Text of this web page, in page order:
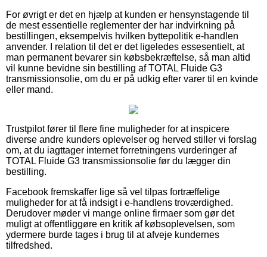
For øvrigt er det en hjælp at kunden er hensynstagende til
de mest essentielle reglementer der har indvirkning på
bestillingen, eksempelvis hvilken byttepolitik e-handlen
anvender. I relation til det er det ligeledes essesentielt, at
man permanent bevarer sin købsbekræftelse, så man altid
vil kunne bevidne sin bestilling af TOTAL Fluide G3
transmissionsolie, om du er på udkig efter varer til en kvinde
eller mand.
Trustpilot fører til flere fine muligheder for at inspicere
diverse andre kunders oplevelser og herved stiller vi forslag
om, at du iagttager internet forretningens vurderinger af
TOTAL Fluide G3 transmissionsolie før du lægger din
bestilling.
Facebook fremskaffer lige så vel tilpas fortræffelige
muligheder for at få indsigt i e-handlens troværdighed.
Derudover møder vi mange online firmaer som gør det
muligt at offentliggøre en kritik af købsoplevelsen, som
ydermere burde tages i brug til at afveje kundernes
tilfredshed.